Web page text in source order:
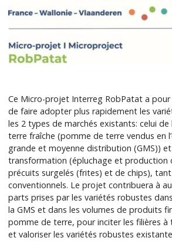
Ce Micro-projet Interreg RobPatat a
de faire adopter plus rapidement les
les 2 types de marchés existants: celui
terre fraîche (pomme de terre vendus en
grande et moyenne distribution (GMS))
transformation (épluchage et production
précuits surgelés (frites) et de chips),
conventionnels. Le projet contribuera à
parts prises par les variétés robustes
la GMS et dans les volumes de produits
pomme de terre, pour inciter les filières à
et valoriser les variétés robustes